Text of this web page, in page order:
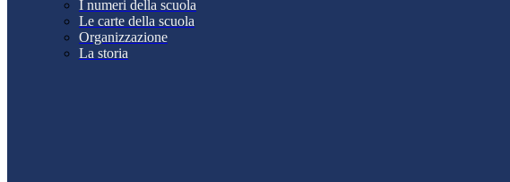
I numeri della scuola
Le carte della scuola
Organizzazione
La storia